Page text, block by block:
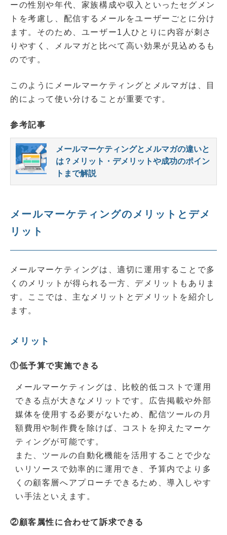
ーの性別や年代、家族構成や収入といったセグメン
トを考慮し、配信するメールをユーザーごとに分け
ます。そのため、ユーザー1人ひとりに内容が刺さ
りやすく、メルマガと比べて高い効果が見込めるも
のです。
このようにメールマーケティングとメルマガは、目
的によって使い分けることが重要です。
参考記事
メールマーケティングとメルマガの違いと
は？メリット・デメリットや成功のポイン
トまで解説
メールマーケティングのメリットとデメ
リット
メールマーケティングは、適切に運用することで多
くのメリットが得られる一方、デメリットもありま
す。ここでは、主なメリットとデメリットを紹介し
ます。
メリット
①低予算で実施できる
メールマーケティングは、比較的低コストで運用
できる点が大きなメリットです。広告掲載や外部
媒体を使用する必要がないため、配信ツールの月
額費用や制作費を除けば、コストを抑えたマーケ
ティングが可能です。
また、ツールの自動化機能を活用することで少な
いリソースで効率的に運用でき、予算内でより多
くの顧客層へアプローチできるため、導入しやす
い手法といえます。
②顧客属性に合わせて訴求できる